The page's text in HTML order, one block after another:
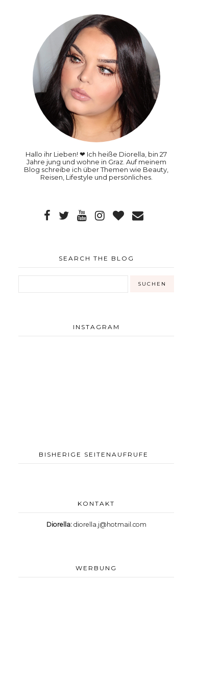
Hallo ihr Lieben! ❤ Ich heiße Diorella, bin 27
Jahre jung und wohne in Graz. Auf meinem
Blog schreibe ich über Themen wie Beauty,
Reisen, Lifestyle und persönliches.
SEARCH THE BLOG
INSTAGRAM
BISHERIGE SEITENAUFRUFE
KONTAKT
Diorella: diorella.j@hotmail.com
WERBUNG